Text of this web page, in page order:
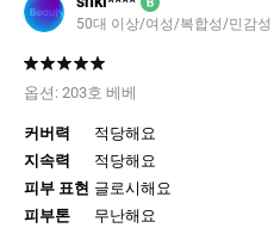
50대 이상/여성/복합성/민감성
옵션: 203호 베베
커버력
적당해요
지속력
적당해요
피부 표현 글로시해요
피부톤
무난해요